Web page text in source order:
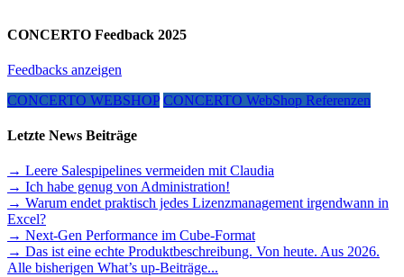
CONCERTO Feedback 2025
Feedbacks anzeigen
CONCERTO WEBSHOP CONCERTO WebShop Referenzen
Letzte News Beiträge
→ Leere Salespipelines vermeiden mit Claudia
→ Ich habe genug von Administration!
→ Warum endet praktisch jedes Lizenzmanagement irgendwann in
Excel?
→ Next-Gen Performance im Cube-Format
→ Das ist eine echte Produktbeschreibung. Von heute. Aus 2026.
Alle bisherigen What’s up-Beiträge...